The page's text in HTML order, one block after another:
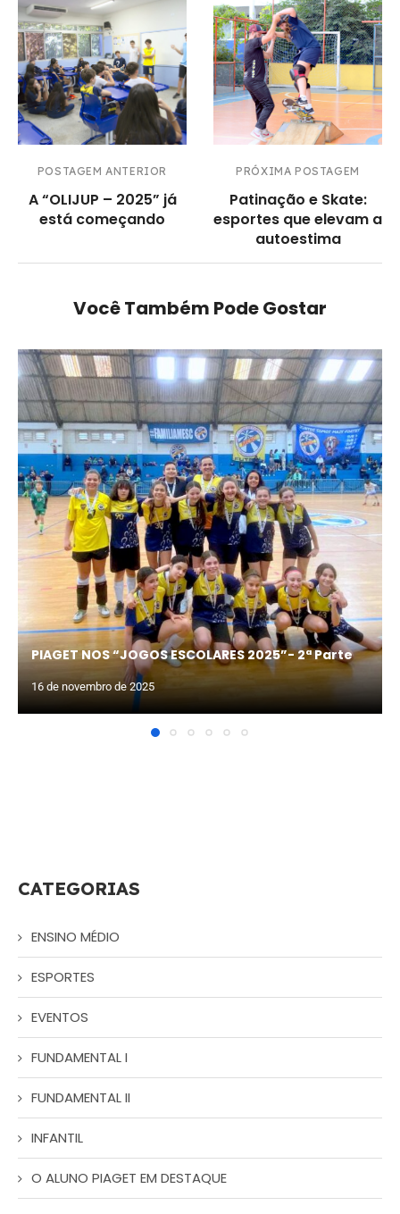
POSTAGEM ANTERIOR
A “OLIJUP – 2025” já
está começando
PRÓXIMA POSTAGEM
Patinação e Skate:
esportes que elevam a
autoestima
Você Também Pode Gostar
PIAGET NOS “JOGOS ESCOLARES 2025”- 2ª Parte
16 de novembro de 2025
CATEGORIAS
ENSINO MÉDIO
ESPORTES
EVENTOS
FUNDAMENTAL I
FUNDAMENTAL II
INFANTIL
O ALUNO PIAGET EM DESTAQUE